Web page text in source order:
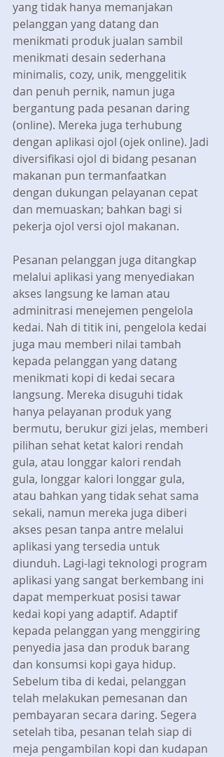
yang tidak hanya memanjakan
pelanggan yang datang dan
menikmati produk jualan sambil
menikmati desain sederhana
minimalis, cozy, unik, menggelitik
dan penuh pernik, namun juga
bergantung pada pesanan daring
(online). Mereka juga terhubung
dengan aplikasi ojol (ojek online). Jadi
diversifikasi ojol di bidang pesanan
makanan pun termanfaatkan
dengan dukungan pelayanan cepat
dan memuaskan; bahkan bagi si
pekerja ojol versi ojol makanan.
Pesanan pelanggan juga ditangkap
melalui aplikasi yang menyediakan
akses langsung ke laman atau
adminitrasi menejemen pengelola
kedai. Nah di titik ini, pengelola kedai
juga mau memberi nilai tambah
kepada pelanggan yang datang
menikmati kopi di kedai secara
langsung. Mereka disuguhi tidak
hanya pelayanan produk yang
bermutu, berukur gizi jelas, memberi
pilihan sehat ketat kalori rendah
gula, atau longgar kalori rendah
gula, longgar kalori longgar gula,
atau bahkan yang tidak sehat sama
sekali, namun mereka juga diberi
akses pesan tanpa antre melalui
aplikasi yang tersedia untuk
diunduh. Lagi-lagi teknologi program
aplikasi yang sangat berkembang ini
dapat memperkuat posisi tawar
kedai kopi yang adaptif. Adaptif
kepada pelanggan yang menggiring
penyedia jasa dan produk barang
dan konsumsi kopi gaya hidup.
Sebelum tiba di kedai, pelanggan
telah melakukan pemesanan dan
pembayaran secara daring. Segera
setelah tiba, pesanan telah siap di
meja pengambilan kopi dan kudapan